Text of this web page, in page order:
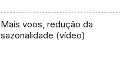
Mais voos, redução da
sazonalidade (vídeo)